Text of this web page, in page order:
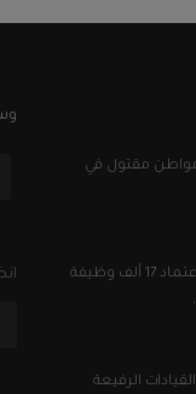
مواطن مقتول في
الرئيس الزبيدي يوجه باعتماد 17 ألف وظيفة
الرفيعة